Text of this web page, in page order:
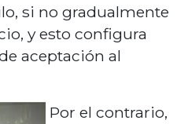
si no gradualmente
y esto configura
aceptación al
Por el contrario,